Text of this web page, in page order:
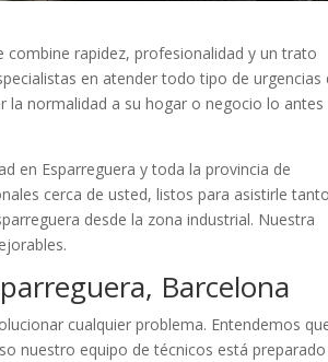
combine rapidez, profesionalidad y un trato
en atender todo tipo de urgencias
la normalidad a su hogar o negocio lo antes
en Esparreguera y toda la provincia de
cerca de usted, listos para asistirle
desde la zona industrial. Nuestra
Barcelona
cualquier problema. Entendemos
nuestro equipo de técnicos está preparado